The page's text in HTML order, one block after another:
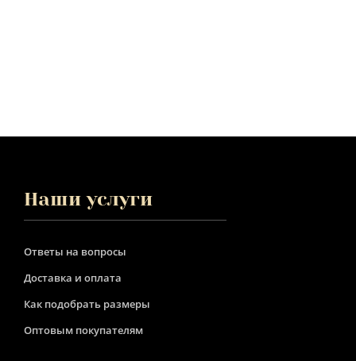
Наши услуги
Ответы на вопросы
Доставка и оплата
Как подобрать размеры
Оптовым покупателям